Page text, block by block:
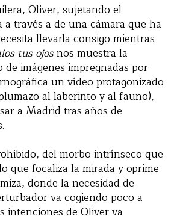
Oliver, sujetando el
través a de una cámara que ha
llevarla consigo mientras
tus ojosnos muestra la
imágenes impregnadas por
un vídeo protagonizado
al laberinto y al fauno),
a Madrid tras años de
del morbo intrínseco que
que focaliza la mirada y oprime
donde la necesidad de
va cogiendo poco a
intenciones de Oliver va